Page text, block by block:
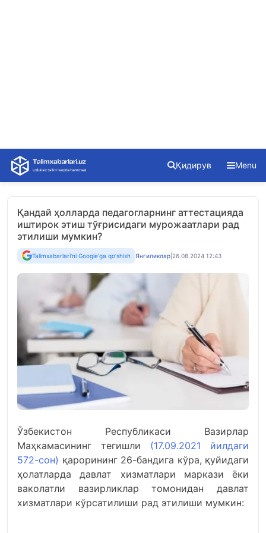
Skip
content
Қидирув Menu
Қандай ҳолларда педагогларнинг аттестацияда
иштирок этиш тўғрисидаги мурожаатлари рад
этилиши мумкин?
Talimxabarlari'ni Google'ga qo'shish Янгиликлар 26.08.2024 12:43
Ўзбекистон Республикаси Вазирлар
Маҳкамасининг тегишли (17.09.2021 йилдаги
572-сон) қарорининг 26-бандига кўра, қуйидаги
ҳолатларда давлат хизматлари маркази ёки
ваколатли вазирликлар томонидан давлат
хизматлари кўрсатилиши рад этилиши мумкин: